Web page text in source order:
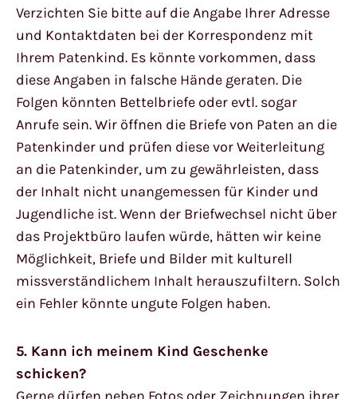
Verzichten Sie bitte auf die Angabe Ihrer Adresse
und Kontaktdaten bei der Korrespondenz mit
Ihrem Patenkind. Es könnte vorkommen, dass
diese Angaben in falsche Hände geraten. Die
Folgen könnten Bettelbriefe oder evtl. sogar
Anrufe sein. Wir öffnen die Briefe von Paten an die
Patenkinder und prüfen diese vor Weiterleitung
an die Patenkinder, um zu gewährleisten, dass
der Inhalt nicht unangemessen für Kinder und
Jugendliche ist. Wenn der Briefwechsel nicht über
das Projektbüro laufen würde, hätten wir keine
Möglichkeit, Briefe und Bilder mit kulturell
missverständlichem Inhalt herauszufiltern. Solch
ein Fehler könnte ungute Folgen haben.
5. Kann ich meinem Kind Geschenke
schicken?